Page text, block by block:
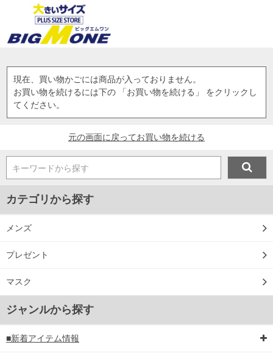
現在、買い物かごには商品が入っておりません。
お買い物を続けるには下の 「お買い物を続ける」 をクリックし
てください。
元の画面に戻ってお買い物を続ける
キーワードから探す
カテゴリから探す
メンズ
プレゼント
マスク
ジャンルから探す
■新着アイテム情報